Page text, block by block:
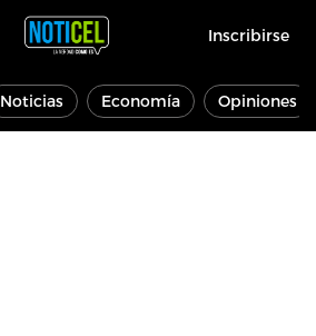
Inscribirse
Noticias Economía Opiniones